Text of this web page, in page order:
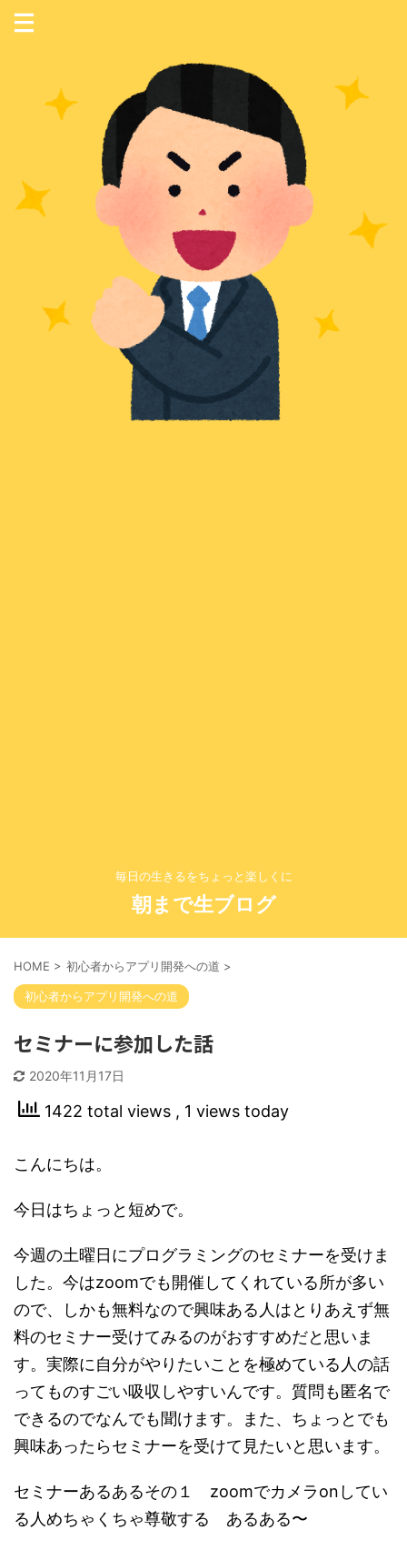
毎日の生きるをちょっと楽しくに
朝まで生ブログ
HOME > 初心者からアプリ開発への道 >
初心者からアプリ開発への道
セミナーに参加した話
2020年11月17日
1422 total views , 1 views today
こんにちは。
今日はちょっと短めで。
今週の土曜日にプログラミングのセミナーを受けま
した。今はzoomでも開催してくれている所が多い
ので、しかも無料なので興味ある人はとりあえず無
料のセミナー受けてみるのがおすすめだと思いま
す。実際に自分がやりたいことを極めている人の話
ってものすごい吸収しやすいんです。質問も匿名で
できるのでなんでも聞けます。また、ちょっとでも
興味あったらセミナーを受けて見たいと思います。
セミナーあるあるその１ zoomでカメラonしてい
る人めちゃくちゃ尊敬する あるある〜